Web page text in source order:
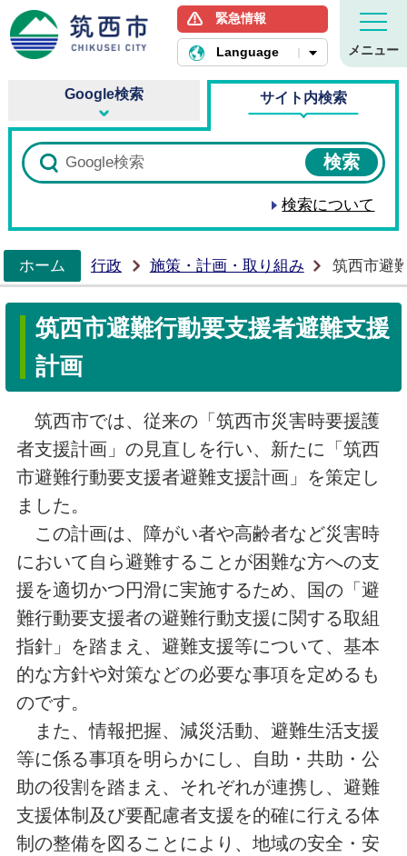
筑西市ホームページ
緊急情報
Language メニュー
Google検索 サイト内検索
検索について
ホーム
行政 施策・計画・取り組み 筑西市避
筑西市避難行動要支援者避難支援
計画
筑西市では、従来の「筑西市災害時要援護
者支援計画」の見直しを行い、新たに「筑西
市避難行動要支援者避難支援計画」を策定し
ました。
この計画は、障がい者や高齢者など災害時
において自ら避難することが困難な方への支
援を適切かつ円滑に実施するため、国の「避
難行動要支援者の避難行動支援に関する取組
指針」を踏まえ、避難支援等について、基本
的な方針や対策などの必要な事項を定めるも
のです。
また、情報把握、減災活動、避難生活支援
等に係る事項を明らかにし、自助・共助・公
助の役割を踏まえ、それぞれが連携し、避難
支援体制及び要配慮者支援を的確に行える体
制の整備を図ることにより、地域の安全・安